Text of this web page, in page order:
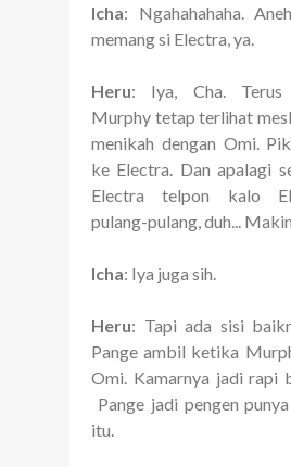
Icha: Ngahahahaha.
memang si Electra, ya.
Heru: Iya, Cha. Terus
Murphy tetap terlihat
menikah dengan Omi.
ke Electra. Dan apalagi
Electra telpon kalo
pulang-pulang, duh...
Icha: Iya juga sih.
Heru: Tapi ada sisi
Pange ambil ketika
Omi. Kamarnya jadi rapi
Pange jadi pengen
itu.